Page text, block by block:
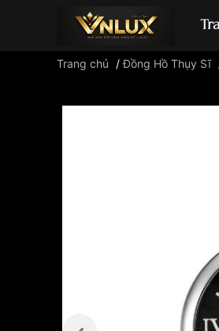
Trang chủ /Đồng Hồ Thụy Sĩ